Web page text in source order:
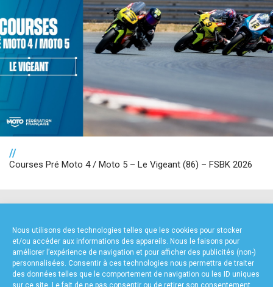
Nous utilisons des technologies telles que les cookies pour stocker
et/ou accéder aux informations des appareils. Nous le faisons pour
améliorer l’expérience de navigation et pour afficher des publicités (non-)
personnalisées. Consentir à ces technologies nous permettra de traiter
des données telles que le comportement de navigation ou les ID uniques
sur ce site. Le fait de ne pas consentir ou de retirer son consentement
//
Courses Pré Moto 4 / Moto 5 – Le Vigeant (86) – FSBK 2026